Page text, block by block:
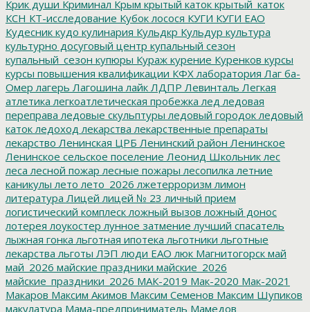
Крик души Криминал Крым крытый каток крытый_каток
КСН КТ-исследование Кубок лосося КУГИ КУГИ ЕАО
Кудесник кудо кулинария Кульдкр Кульдур культура
культурно досуговый центр купальный сезон
купальный_сезон купюры Кураж курение Куренков курсы
курсы повышения квалификации КФХ лаборатория Лаг ба-
Омер лагерь Лагошина лайк ЛДПР Левинталь Легкая
атлетика легкоатлетическая пробежка лед ледовая
переправа ледовые скульптуры ледовый городок ледовый
каток ледоход лекарства лекарственные препараты
лекарство Ленинская ЦРБ Ленинский район Ленинское
Ленинское сельское поселение Леонид Школьник лес
леса лесной пожар лесные пожары лесопилка летние
каникулы лето лето_2026 лжетерроризм лимон
литература Лицей лицей № 23 личный прием
логистический комплеск ложный вызов ложный донос
лотерея лоукостер лунное затмение лучший спасатель
лыжная гонка льготная ипотека льготники льготные
лекарства льготы ЛЭП люди ЕАО люк Магнитогорск май
май_2026 майские праздники майские_2026
майские_праздники_2026 МАК-2019 Мак-2020 Мак-2021
Макаров Максим Акимов Максим Семенов Максим Шупиков
макулатура Мама-предприниматель Мамедов